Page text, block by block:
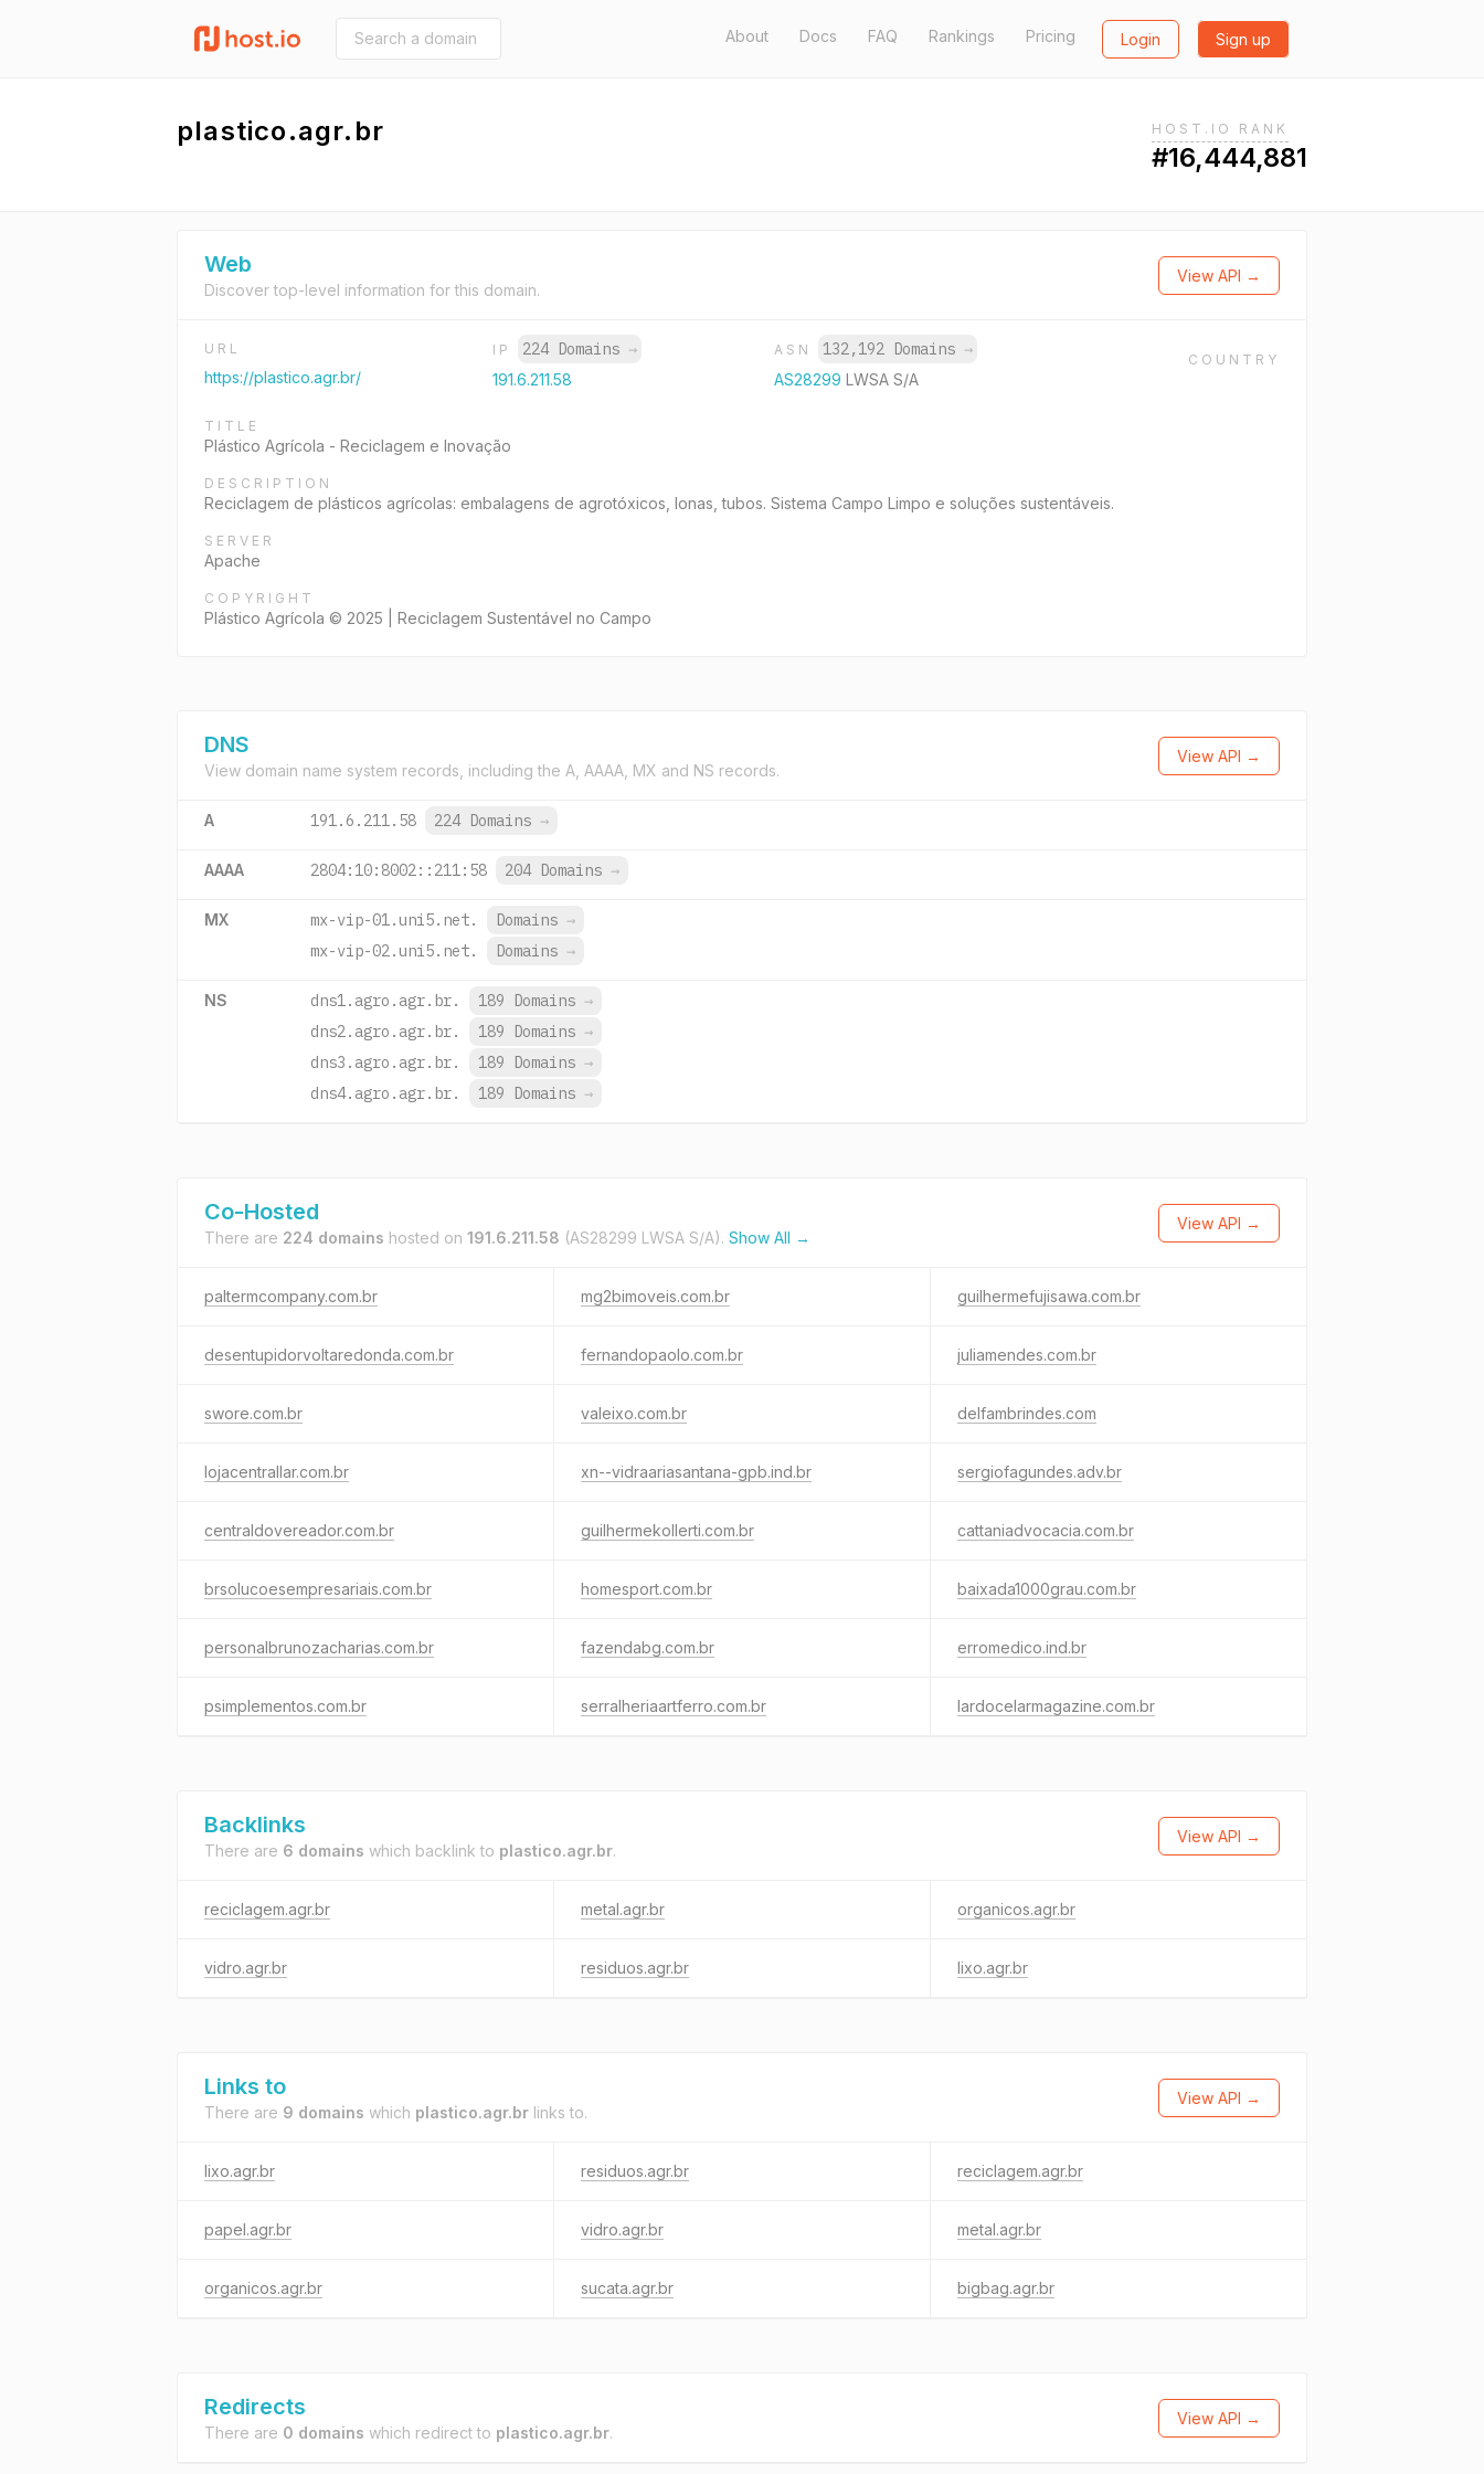
About Docs FAQ Rankings Pricing Login Sign up
plastico.agr.br HOST.IO RANK
#16,444,881
Web
Discover top-level information for this domain.
View API →
URL
https://plastico.agr.br/
IP 224 Domains →
191.6.211.58
ASN 132,192 Domains →
AS28299 LWSA S/A
COUNTRY
TITLE
Plástico Agrícola - Reciclagem e Inovação
DESCRIPTION
Reciclagem de plásticos agrícolas: embalagens de agrotóxicos, lonas, tubos. Sistema Campo Limpo e soluções sustentáveis.
SERVER
Apache
COPYRIGHT
Plástico Agrícola © 2025 | Reciclagem Sustentável no Campo
DNS
View domain name system records, including the A, AAAA, MX and NS records.
View API →
A 191.6.211.58 224 Domains →
AAAA 2804:10:8002::211:58 204 Domains →
MX mx-vip-01.uni5.net. Domains →
mx-vip-02.uni5.net.
Domains →
NS dns1.agro.agr.br. 189 Domains →
dns2.agro.agr.br.
189 Domains →
dns3.agro.agr.br.
189 Domains →
dns4.agro.agr.br.
189 Domains →
Co-Hosted
There are 224 domains hosted on 191.6.211.58 (AS28299 LWSA S/A). Show All →
View API →
paltermcompany.com.br mg2bimoveis.com.br guilhermefujisawa.com.br
desentupidorvoltaredonda.com.br fernandopaolo.com.br juliamendes.com.br
swore.com.br valeixo.com.br delfambrindes.com
lojacentrallar.com.br xn--vidraariasantana-gpb.ind.br sergiofagundes.adv.br
centraldovereador.com.br guilhermekollerti.com.br cattaniadvocacia.com.br
brsolucoesempresariais.com.br homesport.com.br baixada1000grau.com.br
personalbrunozacharias.com.br fazendabg.com.br erromedico.ind.br
psimplementos.com.br serralheriaartferro.com.br lardocelarmagazine.com.br
Backlinks
There are 6 domains which backlink to plastico.agr.br.
View API →
reciclagem.agr.br metal.agr.br organicos.agr.br
vidro.agr.br residuos.agr.br lixo.agr.br
Links to
There are 9 domains which plastico.agr.br links to.
View API →
lixo.agr.br residuos.agr.br reciclagem.agr.br
papel.agr.br vidro.agr.br metal.agr.br
organicos.agr.br sucata.agr.br bigbag.agr.br
Redirects
There are 0 domains which redirect to plastico.agr.br.
View API →